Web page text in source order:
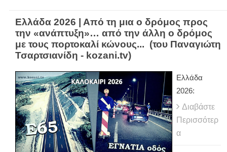
Ελλάδα 2026 | Από τη μια ο δρόμος προς
την «ανάπτυξη»… από την άλλη ο δρόμος
με τους πορτοκαλί κώνους... (του Παναγιώτη
Τσαρτσιανίδη - kozani.tv)
Ελλάδα
2026:
Διαβάστε
Περισσότερ
α